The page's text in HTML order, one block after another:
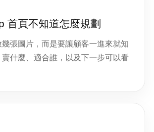
首頁不知道怎麼規劃
張圖片，而是要讓顧客一進來就知
什麼、適合誰，以及下一步可以看